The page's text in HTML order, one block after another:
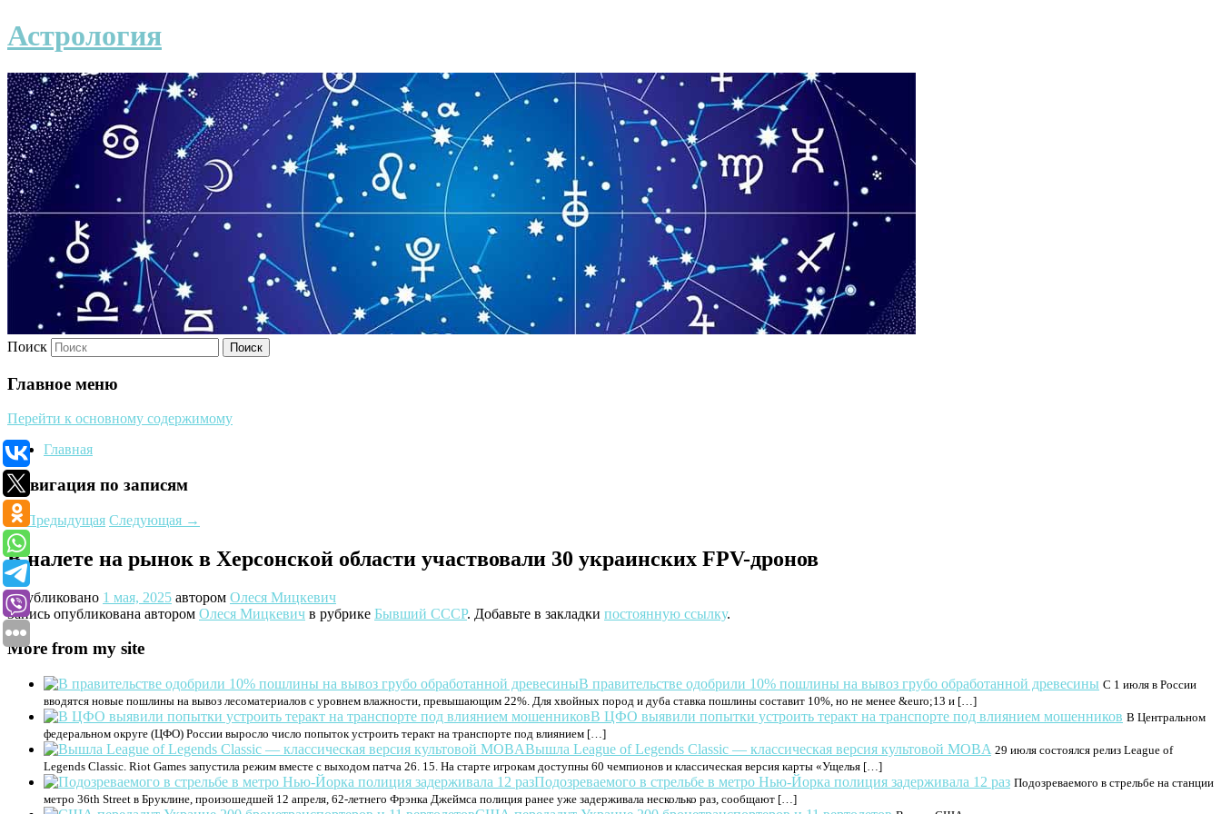
Астрология
Поиск
Главное меню
Перейти к основному содержимому
Главная
Навигация по записям
←Предыдущая Следующая →
В налете на рынок в Херсонской области участвовали 30 украинских FPV-дронов
Опубликовано 1 мая, 2025 автором Олеся Мицкевич
Запись опубликована автором Олеся Мицкевич в рубрике Бывший СССР. Добавьте в закладки постоянную ссылку.
More from my site
В правительстве одобрили 10% пошлины на вывоз грубо обработанной древесины С 1 июля в России
вводятся новые пошлины на вывоз лесоматериалов с уровнем влажности, превышающим 22%. Для хвойных пород и дуба ставка пошлины составит 10%, но не менее &euro;13 и […]
В ЦФО выявили попытки устроить теракт на транспорте под влиянием мошенников В Центральном
федеральном округе (ЦФО) России выросло число попыток устроить теракт на транспорте под влиянием […]
Вышла League of Legends Classic — классическая версия культовой MOBA 29 июля состоялся релиз League of
Legends Classic. Riot Games запустила режим вместе с выходом патча 26. 15. На старте игрокам доступны 60 чемпионов и классическая версия карты «Ущелья […]
Подозреваемого в стрельбе в метро Нью-Йорка полиция задерживала 12 раз Подозреваемого в стрельбе на станции
метро 36th Street в Бруклине, произошедшей 12 апреля, 62-летнего Фрэнка Джеймса полиция ранее уже задерживала несколько раз, сообщают […]